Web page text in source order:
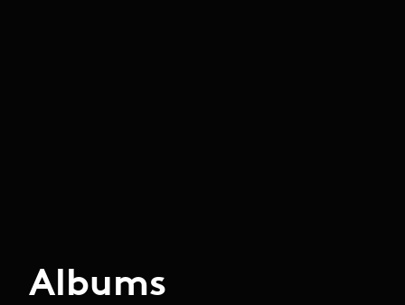
Albums